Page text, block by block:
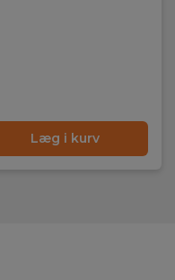
Læg i kurv